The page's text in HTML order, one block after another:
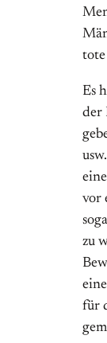
Es
der
vor
zu
für